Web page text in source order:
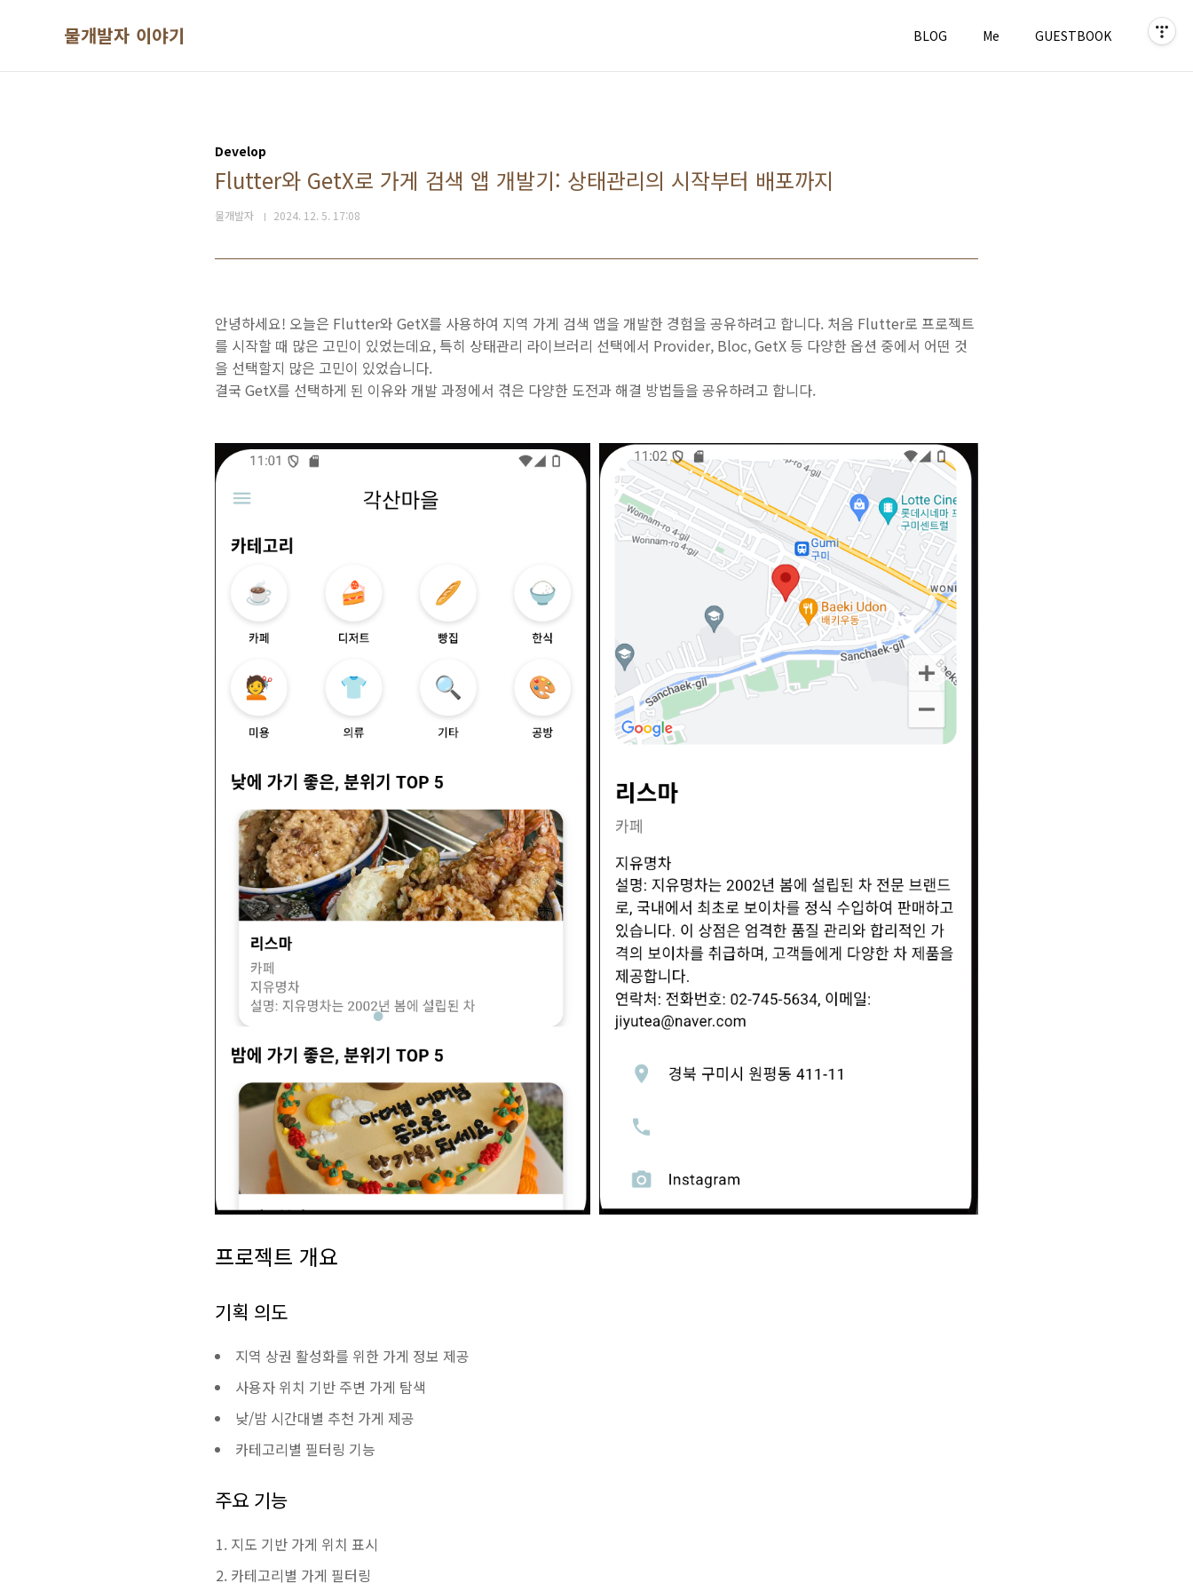
물개발자 이야기 BLOG Me GUESTBOOK
Develop
Flutter와 GetX로 가게 검색 앱 개발기: 상태관리의 시작부터 배포까지
물개발자 2024. 12. 5. 17:08
안녕하세요! 오늘은 Flutter와 GetX를 사용하여 지역 가게 검색 앱을 개발한 경험을 공유하려고 합니다. 처음 Flutter로 프로젝트
를 시작할 때 많은 고민이 있었는데요, 특히 상태관리 라이브러리 선택에서 Provider, Bloc, GetX 등 다양한 옵션 중에서 어떤 것
을 선택할지 많은 고민이 있었습니다.
결국 GetX를 선택하게 된 이유와 개발 과정에서 겪은 다양한 도전과 해결 방법들을 공유하려고 합니다.
프로젝트 개요
기획 의도
지역 상권 활성화를 위한 가게 정보 제공
사용자 위치 기반 주변 가게 탐색
낮/밤 시간대별 추천 가게 제공
카테고리별 필터링 기능
주요 기능
지도 기반 가게 위치 표시
카테고리별 가게 필터링